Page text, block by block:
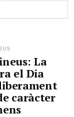
La
el Dia
caràcter